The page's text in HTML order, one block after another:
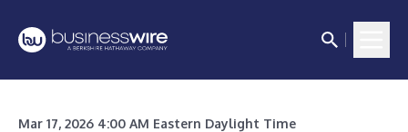
Mar 17, 2026 4:00 AM Eastern Daylight Time